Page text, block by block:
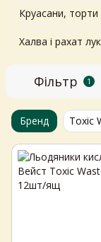
Круасани,
Халва і рахат
Фільтр 1
Бренд Toxic